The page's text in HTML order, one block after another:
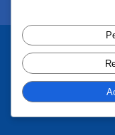
© 2025 Cortpress